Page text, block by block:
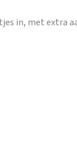
in, met